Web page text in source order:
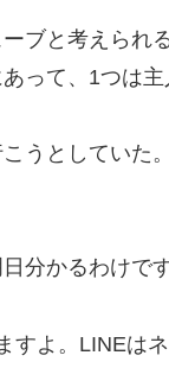
ブと考えられ
って、1つは
うとしていた
分かるわけです
すよ。LINEは